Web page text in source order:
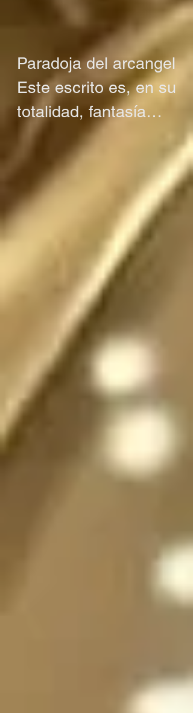
Paradoja del arcangel
Este escrito es, en su
totalidad, fantasía
O tal vez no es
fantasía
Existió (o existe) una
realidad donde este
escrito no fue (o no
es) fantasía
En dicha realidad, los
ángeles no tienen
sexo, por lo que se
pueden mostrar en su
forma divina femenina
o masculina, y pueden
cambiar de forma y
dependiendo de la
separadas para que
y luego unirse en uno